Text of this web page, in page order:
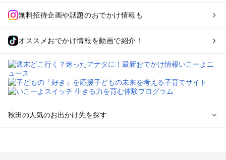
無料招待企画や話題のおでかけ情報も
オススメおでかけ情報を動画で紹介！
秋田の人気のお出かけ先を探す